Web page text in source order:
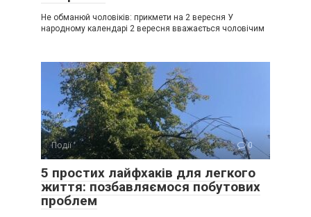
Не обманюй чоловіків: прикмети на 2 вересня У
народному календарі 2 вересня вважається чоловічим
Події 0
5 простих лайфхаків для легкого
життя: позбавляємося побутових
проблем